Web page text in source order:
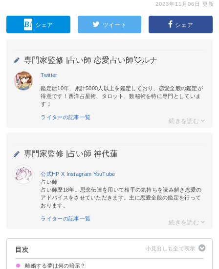
2023年11月06日 更新
シェア ツイート シェア
専門家監修 | 占い師 恋愛占い師💘ルナ
Twitter
鑑定歴10年、累計5000人以上を鑑定しており、恋愛全般の鑑定が
得意です！西洋占星術、タロット、数秘術を特に専門としていま
す！
ライターの記事一覧
専門家監修 | 占い師 神代蓮
公式HP X Instagram YouTube
占い師
占い師歴18年。思念伝達を用いて相手の気持ちを読み解き恋愛の
アドバイスをさせていただきます。主に恋愛全般の鑑定を行って
おります。
ライターの記事一覧
目次
離婚する夢は何の暗示？